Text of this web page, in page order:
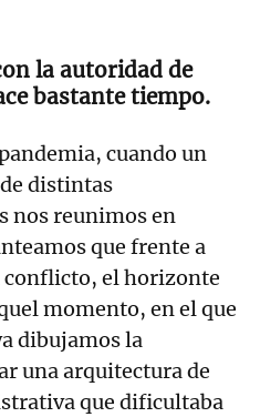
la autoridad de
bastante tiempo.
cuando un
distintas
nos reunimos en
que frente a
el horizonte
momento, en el que
dibujamos la
una arquitectura de
que dificultaba